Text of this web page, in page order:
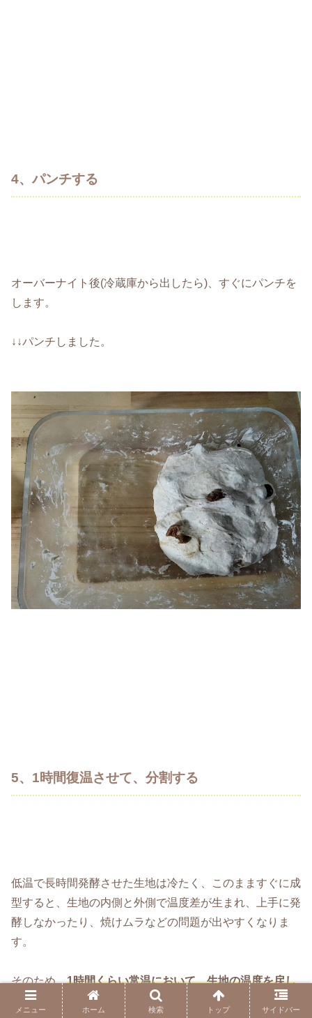
4、パンチする
オーバーナイト後(冷蔵庫から出したら)、すぐにパンチを
します。
↓↓パンチしました。
5、1時間復温させて、分割する
低温で長時間発酵させた生地は冷たく、このまますぐに成
型すると、生地の内側と外側で温度差が生まれ、上手に発
酵しなかったり、焼けムラなどの問題が出やすくなりま
す。
そのため、1時間くらい常温において、生地の温度を戻し
ます。(復温)
メニュー ホーム 検索 トップ サイドバー